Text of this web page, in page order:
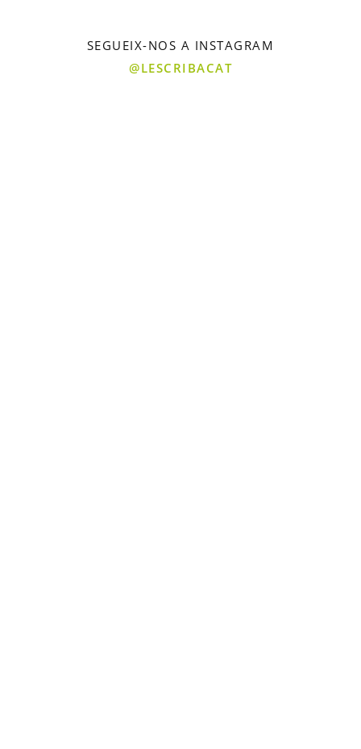
SEGUEIX-NOS A INSTAGRAM
@LESCRIBACAT